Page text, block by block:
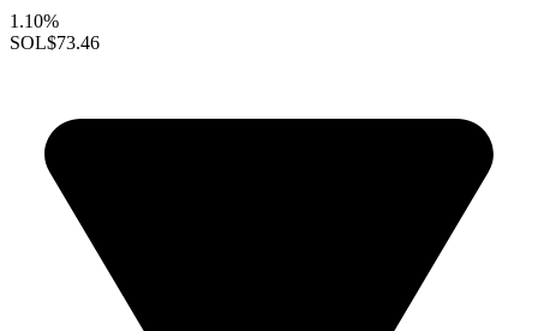
1.10%
SOL$73.46